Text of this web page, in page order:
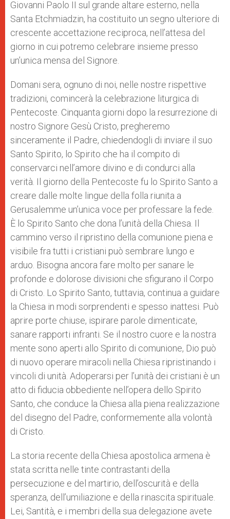
Giovanni Paolo II sul grande altare esterno, nella
Santa Etchmiadzin, ha costituito un segno ulteriore di
crescente accettazione reciproca, nell’attesa del
giorno in cui potremo celebrare insieme presso
un’unica mensa del Signore.
Domani sera, ognuno di noi, nelle nostre rispettive
tradizioni, comincerà la celebrazione liturgica di
Pentecoste. Cinquanta giorni dopo la resurrezione di
nostro Signore Gesù Cristo, pregheremo
sinceramente il Padre, chiedendogli di inviare il suo
Santo Spirito, lo Spirito che ha il compito di
conservarci nell’amore divino e di condurci alla
verità. Il giorno della Pentecoste fu lo Spirito Santo a
creare dalle molte lingue della folla riunita a
Gerusalemme un’unica voce per professare la fede.
È lo Spirito Santo che dona l’unità della Chiesa. Il
cammino verso il ripristino della comunione piena e
visibile fra tutti i cristiani può sembrare lungo e
arduo. Bisogna ancora fare molto per sanare le
profonde e dolorose divisioni che sfigurano il Corpo
di Cristo. Lo Spirito Santo, tuttavia, continua a guidare
la Chiesa in modi sorprendenti e spesso inattesi. Può
aprire porte chiuse, ispirare parole dimenticate,
sanare rapporti infranti. Se il nostro cuore e la nostra
mente sono aperti allo Spirito di comunione, Dio può
di nuovo operare miracoli nella Chiesa ripristinando i
vincoli di unità. Adoperarsi per l’unità dei cristiani è un
atto di fiducia obbediente nell’opera dello Spirito
Santo, che conduce la Chiesa alla piena realizzazione
del disegno del Padre, conformemente alla volontà
di Cristo.
La storia recente della Chiesa apostolica armena è
stata scritta nelle tinte contrastanti della
persecuzione e del martirio, dell’oscurità e della
speranza, dell’umiliazione e della rinascita spirituale.
Lei, Santità, e i membri della sua delegazione avete